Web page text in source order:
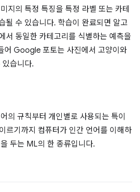
지의 특정 특징을 특정 라벨 또는 카테
될 수 있습니다. 학습이 완료되면 알고
서 동일한 카테고리를 식별하는 예측을
어 Google 포토는 사진에서 고양이와
습니다.
의 규칙부터 개인별로 사용되는 특이
르기까지 컴퓨터가 인간 언어를 이해하
두는 ML의 한 종류입니다.